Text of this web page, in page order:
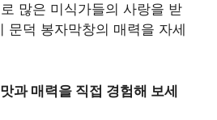
많은 미식가들의 사랑을 받
문덕 봉자막창의 매력을 자세
과 매력을 직접 경험해 보세